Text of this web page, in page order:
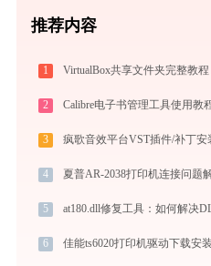
推荐内容
1 VirtualBox共享文件夹完整教
2
3 疯歌音效平台VST插件/补丁
4 夏普AR-2038打印机连接问题
5 at180.dll修复工具：如何解决
6